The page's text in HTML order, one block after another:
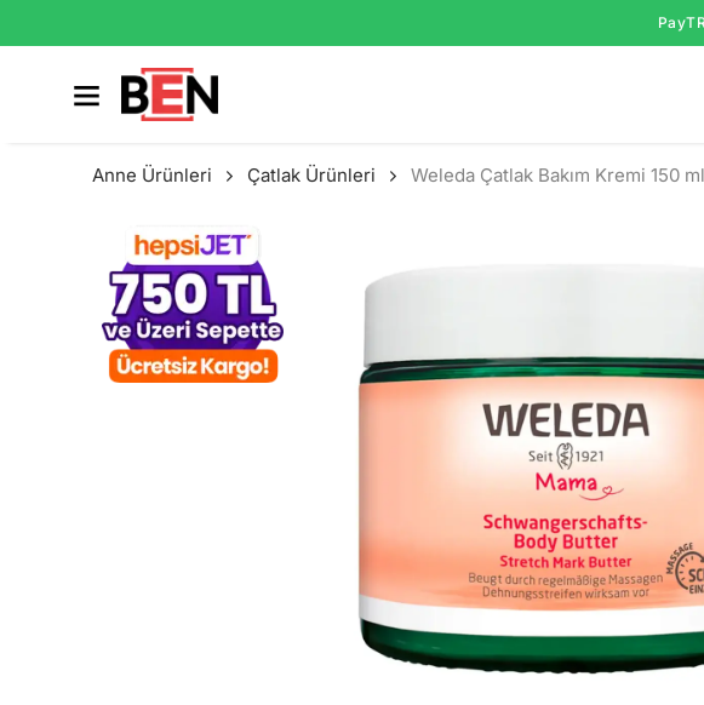
Anne Ürünleri Çatlak Ürünleri Weleda Çatlak Bakım Kremi 150 ml